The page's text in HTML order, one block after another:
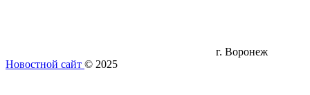
г. Воронеж
Новостной сайт © 2025